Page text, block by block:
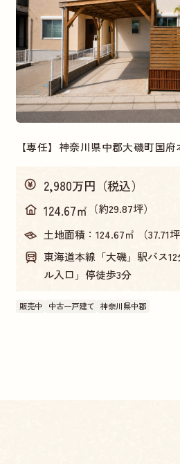
【専任】神奈川県中郡大磯町国
2,980万円（税込）
124.67㎡ （約29.87坪）
土地面積：124.67㎡ （37.71坪
東海道本線「大磯」駅バス
ル入口」停徒歩3分
販売中 中古一戸建て 神奈川県中郡